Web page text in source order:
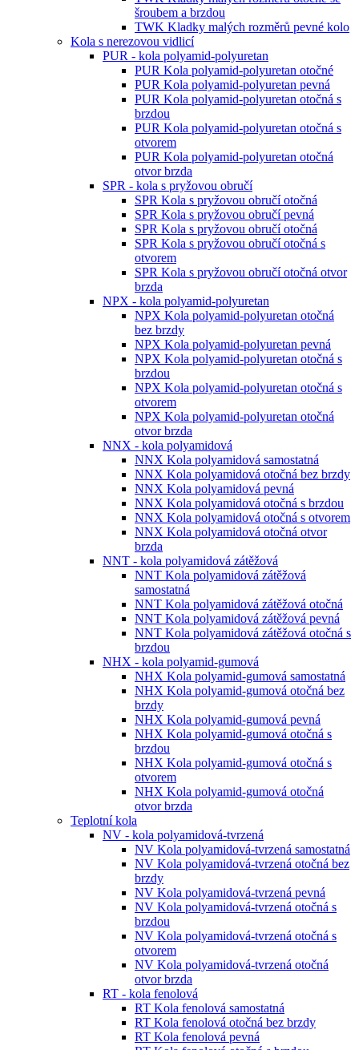
šroubem a brzdou
TWK Kladky malých rozměrů pevné kolo
Kola s nerezovou vidlicí
PUR - kola polyamid-polyuretan
PUR Kola polyamid-polyuretan otočné
PUR Kola polyamid-polyuretan pevná
PUR Kola polyamid-polyuretan otočná s
brzdou
PUR Kola polyamid-polyuretan otočná s
otvorem
PUR Kola polyamid-polyuretan otočná
otvor brzda
SPR - kola s pryžovou obručí
SPR Kola s pryžovou obručí otočná
SPR Kola s pryžovou obručí pevná
SPR Kola s pryžovou obručí otočná
SPR Kola s pryžovou obručí otočná s
otvorem
SPR Kola s pryžovou obručí otočná otvor
brzda
NPX - kola polyamid-polyuretan
NPX Kola polyamid-polyuretan otočná
bez brzdy
NPX Kola polyamid-polyuretan pevná
NPX Kola polyamid-polyuretan otočná s
brzdou
NPX Kola polyamid-polyuretan otočná s
otvorem
NPX Kola polyamid-polyuretan otočná
otvor brzda
NNX - kola polyamidová
NNX Kola polyamidová samostatná
NNX Kola polyamidová otočná bez brzdy
NNX Kola polyamidová pevná
NNX Kola polyamidová otočná s brzdou
NNX Kola polyamidová otočná s otvorem
NNX Kola polyamidová otočná otvor
brzda
NNT - kola polyamidová zátěžová
NNT Kola polyamidová zátěžová
samostatná
NNT Kola polyamidová zátěžová otočná
NNT Kola polyamidová zátěžová pevná
NNT Kola polyamidová zátěžová otočná s
brzdou
NHX - kola polyamid-gumová
NHX Kola polyamid-gumová samostatná
NHX Kola polyamid-gumová otočná bez
brzdy
NHX Kola polyamid-gumová pevná
NHX Kola polyamid-gumová otočná s
brzdou
NHX Kola polyamid-gumová otočná s
otvorem
NHX Kola polyamid-gumová otočná
otvor brzda
Teplotní kola
NV - kola polyamidová-tvrzená
NV Kola polyamidová-tvrzená samostatná
NV Kola polyamidová-tvrzená otočná bez
brzdy
NV Kola polyamidová-tvrzená pevná
NV Kola polyamidová-tvrzená otočná s
brzdou
NV Kola polyamidová-tvrzená otočná s
otvorem
NV Kola polyamidová-tvrzená otočná
otvor brzda
RT - kola fenolová
RT Kola fenolová samostatná
RT Kola fenolová otočná bez brzdy
RT Kola fenolová pevná